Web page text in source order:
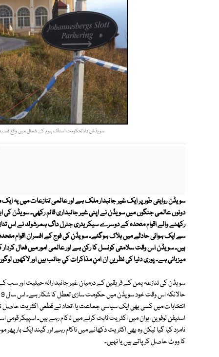
سویڈش دارالحکومت اسٹاک ہوم کے شمال میں واقع
سویڈن روایتی طور پر ایک غیر جانبدار ملک ہے اور عالمی تنازعات میں یہ
دونوں عالمی جنگوں میں سویڈن نے اپنی غیر جانبداری قائم رکھی۔ سویڈن
رکھنے والے اقوام متحدہ کے دوسرے سیکریٹری جنرل داگ ہمرشولد نے اس
سے ایک ہوائی حادثے میں ہلاک ہوگئے۔ سویڈن کی فوج کے افسران اقوام
ہیں۔ سویڈن اس وقت سلامتی کونسل کا رکن ہے اور عالمی امور میں فعال
میزبانی ہے۔ پوری دنیا کی نظریں ان امن مذاکرات کی جانب ہیں اور لاکھوں
سویڈن کی تنازعہ یمن کے فریقین کے درمیان غیر جانبدارانہ حیثیت اور سب
انتخابات میں کسی بھی ایک سیاسی جماعت یا اتحاد نے قطعی اکثریت حاصل
اسٹیفن لوفوین ایوان میں اکثریت ثابت کرنے میں ناکام رہے ہیں۔ اسپیکر
نامزد کیا گیا لیکن وہ بھی اکثریت دکھانے میں ناکام رہے اور گیند ایک بار
کا ووٹ حاصل کر پاتے ہیں یا نہیں۔